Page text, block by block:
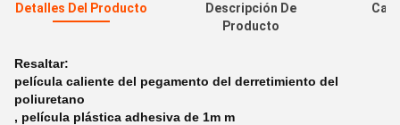
Detalles Del Producto
Descripción De
Producto
Resaltar:
película caliente del pegamento del derretimiento del
poliuretano
, película plástica adhesiva de 1m m